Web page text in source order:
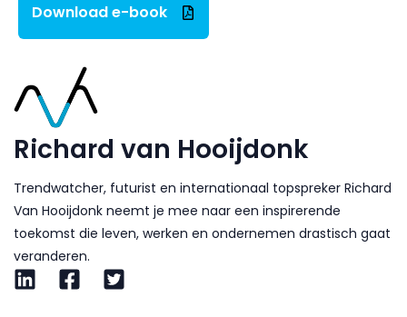
Download e-book
Richard van Hooijdonk
Trendwatcher, futurist en internationaal topspreker Richard
Van Hooijdonk neemt je mee naar een inspirerende
toekomst die leven, werken en ondernemen drastisch gaat
veranderen.